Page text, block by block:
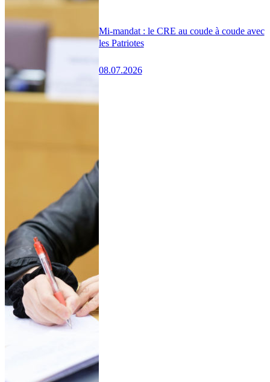
Mi-mandat : le CRE au coude à coude avec
les Patriotes
08.07.2026